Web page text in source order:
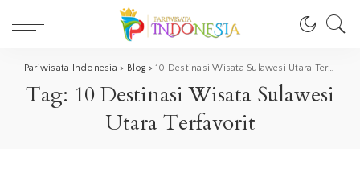
Pariwisata Indonesia > Blog >10 Destinasi Wisata Sulawesi Utara Terfavorit
Tag: 10 Destinasi Wisata Sulawesi
Utara Terfavorit